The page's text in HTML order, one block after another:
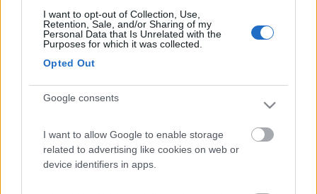
I want to opt-out of Collection, Use,
Retention, Sale, and/or Sharing of my
Personal Data that Is Unrelated with the
Purposes for which it was collected.
Opted Out
Google consents
I want to allow Google to enable storage
related to advertising like cookies on web or
device identifiers in apps.
maanibal
-
Io prima di sostituire la plafoniera proverei a comperare una
nuova lampada. Da quanto dici, quella che funziona lampeggia
un pò finchè si scalda; questo è sintomo di lampada esaurita.